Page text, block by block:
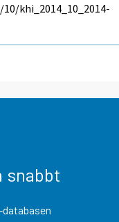
khi_2014_10_2014-
snabbt